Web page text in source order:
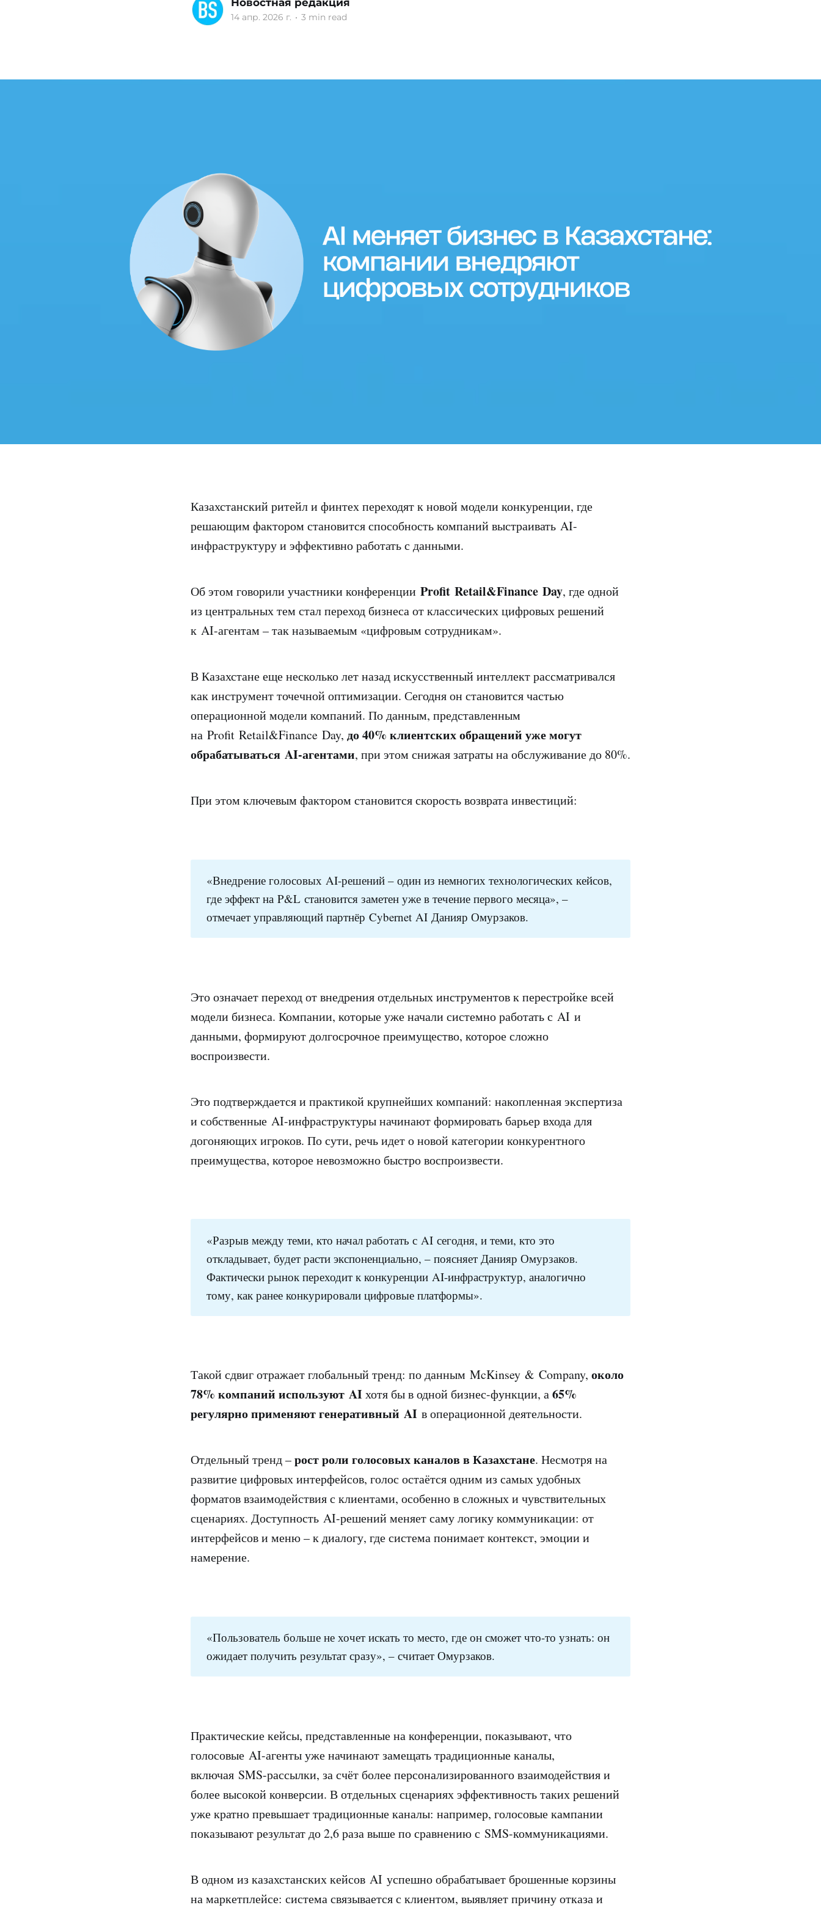
Новостная редакция
14 апр. 2026 г. • 3 min read
Казахстанский ритейл и финтех переходят к новой модели конкуренции, где
решающим фактором становится способность компаний выстраивать AI-
инфраструктуру и эффективно работать с данными.
Об этом говорили участники конференции Profit Retail&Finance Day, где одной
из центральных тем стал переход бизнеса от классических цифровых решений
к AI-агентам – так называемым «цифровым сотрудникам».
В Казахстане еще несколько лет назад искусственный интеллект рассматривался
как инструмент точечной оптимизации. Сегодня он становится частью
операционной модели компаний. По данным, представленным
на Profit Retail&Finance Day, до 40% клиентских обращений уже могут
обрабатываться AI-агентами, при этом снижая затраты на обслуживание до 80%.
При этом ключевым фактором становится скорость возврата инвестиций:
«Внедрение голосовых AI-решений – один из немногих технологических кейсов,
где эффект на P&L становится заметен уже в течение первого месяца», –
отмечает управляющий партнёр Cybernet AI Данияр Омурзаков.
Это означает переход от внедрения отдельных инструментов к перестройке всей
модели бизнеса. Компании, которые уже начали системно работать с AI и
данными, формируют долгосрочное преимущество, которое сложно
воспроизвести.
Это подтверждается и практикой крупнейших компаний: накопленная экспертиза
и собственные AI-инфраструктуры начинают формировать барьер входа для
догоняющих игроков. По сути, речь идет о новой категории конкурентного
преимущества, которое невозможно быстро воспроизвести.
«Разрыв между теми, кто начал работать с AI сегодня, и теми, кто это
откладывает, будет расти экспоненциально, – поясняет Данияр Омурзаков.
Фактически рынок переходит к конкуренции AI-инфраструктур, аналогично
тому, как ранее конкурировали цифровые платформы».
Такой сдвиг отражает глобальный тренд: по данным McKinsey & Company, около
78% компаний используют AIхотя бы в одной бизнес-функции, а65%
регулярно применяют генеративный AI в операционной деятельности.
Отдельный тренд –рост роли голосовых каналов в Казахстане. Несмотря на
развитие цифровых интерфейсов, голос остаётся одним из самых удобных
форматов взаимодействия с клиентами, особенно в сложных и чувствительных
сценариях. Доступность AI-решений меняет саму логику коммуникации: от
интерфейсов и меню – к диалогу, где система понимает контекст, эмоции и
намерение.
«Пользователь больше не хочет искать то место, где он сможет что-то узнать: он
ожидает получить результат сразу», – считает Омурзаков.
Практические кейсы, представленные на конференции, показывают, что
голосовые AI-агенты уже начинают замещать традиционные каналы,
включая SMS-рассылки, за счёт более персонализированного взаимодействия и
более высокой конверсии. В отдельных сценариях эффективность таких решений
уже кратно превышает традиционные каналы: например, голосовые кампании
показывают результат до 2,6 раза выше по сравнению с SMS-коммуникациями.
В одном из казахстанских кейсов AI успешно обрабатывает брошенные корзины
на маркетплейсе: система связывается с клиентом, выявляет причину отказа и